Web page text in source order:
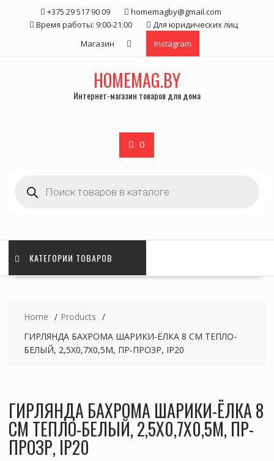
+375 29 517 90 09
homemagby@gmail.com
Время работы: 9:00-21:00
Для юридических лиц
Магазин
Instagram
HOMEMAG.BY
Интернет-магазин товаров для дома
0
товаров
КАТЕГОРИИ ТОВАРОВ
Home
Products
ГИРЛЯНДА БАХРОМА ШАРИКИ-ЁЛКА 8 СМ ТЕПЛО-
БЕЛЫЙ, 2,5Х0,7Х0,5М, ПР-ПРОЗР, IP20
ГИРЛЯНДА БАХРОМА ШАРИКИ-ЁЛКА 8
СМ ТЕПЛО-БЕЛЫЙ, 2,5Х0,7Х0,5М, ПР-
ПРОЗР, IP20